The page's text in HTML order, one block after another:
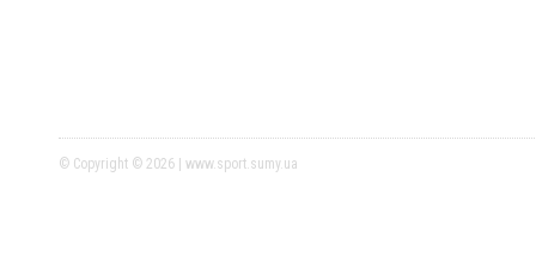
© Copyright © 2026 | www.sport.sumy.ua